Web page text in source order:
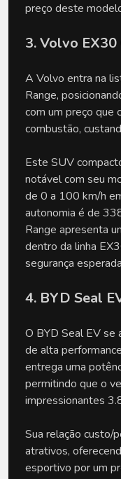
preço deste
3. Volvo
A Volvo entra na
Range,
com um preço que
combustão,
Este SUV
notável com seu
de 0 a 100 km/h
autonomia é de
Range apresenta
dentro da linha
segurança
4. BYD Seal
O BYD Seal EV se
de alta
entrega uma
permitindo que o
impressionantes
Sua relação custo/
atrativos,
esportivo por um